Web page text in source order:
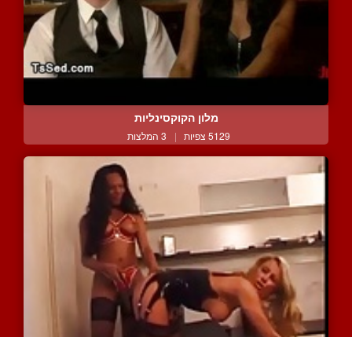
מלון הקוקסינליות
5129 צפיות | 3 המלצות